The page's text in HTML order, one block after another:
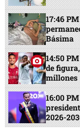
17:46
Básima
14:50
de
millones
16:00
2026-